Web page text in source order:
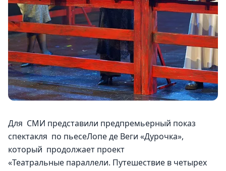
Для  СМИ представили предпремьерный показ
спектакля  по пьесеЛопе де Веги «Дурочка»,
который  продолжает проект
«Театральные параллели. Путешествие в четырех